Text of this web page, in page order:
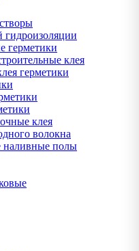
герметики
клея
герметики
клея
волокна
наливные полы